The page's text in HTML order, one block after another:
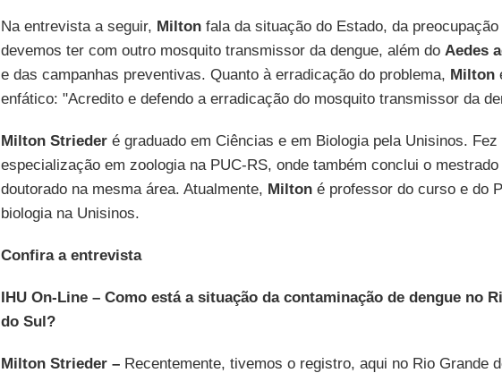
Na entrevista a seguir, Miltonfala da situação do Estado, da preocupação
devemos ter com outro mosquito transmissor da dengue, além do Aedes
e das campanhas preventivas. Quanto à erradicação do problema, Milton
enfático: "Acredito e defendo a erradicação do mosquito transmissor da
Milton Striederé graduado em Ciências e em Biologia pela Unisinos. Fez
especialização em zoologia na PUC-RS, onde também conclui o mestrado
doutorado na mesma área. Atualmente, Miltoné professor do curso e do
biologia na Unisinos.
Confira a entrevista
IHU On-Line – Como está a situação da contaminação de dengue no
do Sul?
Milton Strieder –Recentemente, tivemos o registro, aqui no Rio Grande